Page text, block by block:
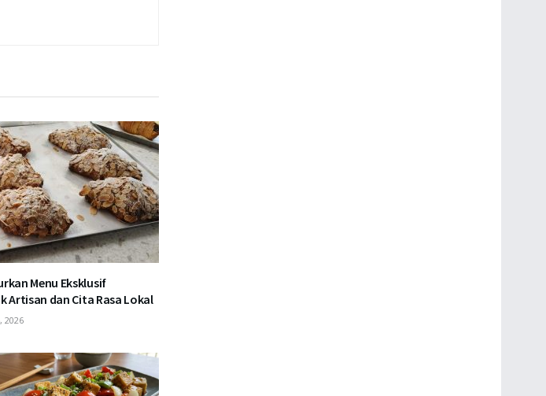
Menu Eksklusif
Artisan dan Cita Rasa Lokal
2026